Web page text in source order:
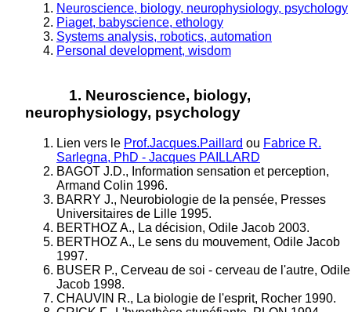
Neuroscience, biology, neurophysiology, psychology
Piaget, babyscience, ethology
Systems analysis, robotics, automation
Personal development, wisdom
1. Neuroscience, biology,
neurophysiology, psychology
Lien vers le Prof.Jacques.Paillard ou Fabrice R.
Sarlegna, PhD - Jacques PAILLARD
BAGOT J.D., Information sensation et perception,
Armand Colin 1996.
BARRY J., Neurobiologie de la pensée, Presses
Universitaires de Lille 1995.
BERTHOZ A., La décision, Odile Jacob 2003.
BERTHOZ A., Le sens du mouvement, Odile Jacob
1997.
BUSER P., Cerveau de soi - cerveau de l'autre, Odile
Jacob 1998.
CHAUVIN R., La biologie de l'esprit, Rocher 1990.